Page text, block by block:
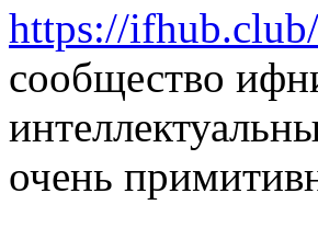
https://
сообщество
очень